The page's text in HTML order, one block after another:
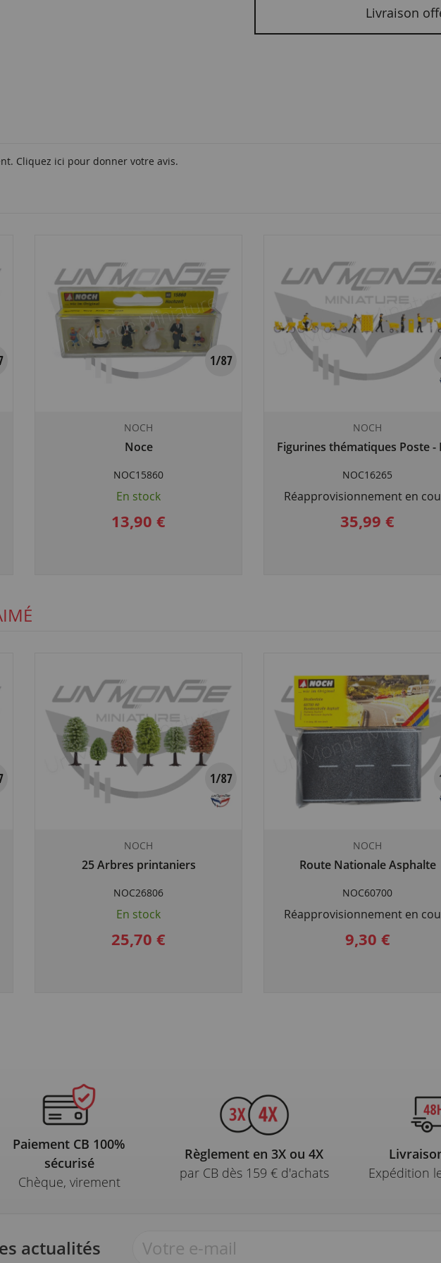
Livraison
Cliquez ici pour donner votre avis.
NOCH
Noce
NOC15860
En stock
13,90 €
NOCH
Figurines thématiques Poste -
NOC16265
Réapprovisionnement en
35,99 €
NOCH
25 Arbres printaniers
NOC26806
En stock
25,70 €
NOCH
Route Nationale Asphalte
NOC60700
Réapprovisionnement en
9,30 €
Paiement CB 100%
sécurisé
Chèque, virement
Règlement en 3X ou 4X
par CB dès 159 € d'achats
Expédition
actualités